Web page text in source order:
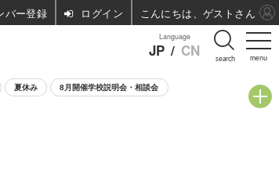
menu
Language
JP / CN search
夏休み 8月開催学校説明会・相談会
ログイン こんにちは、ゲストさん